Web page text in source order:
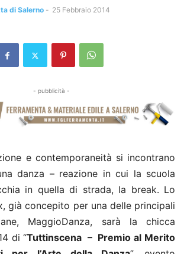
di Salerno - 25 Febbraio 2014
- pubblicità -
e contemporaneità si incontrano
danza – reazione in cui la scuola
in quella di strada, la break. Lo
già concepito per una delle principali
MaggioDanza, sarà la chicca
di “Tuttinscena – Premio al Merito